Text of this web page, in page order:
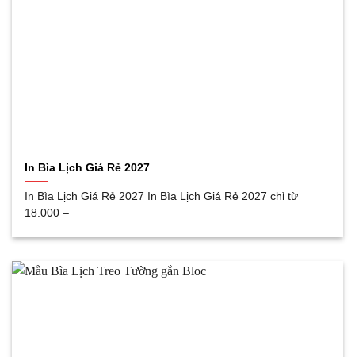
In Bìa Lịch Giá Rẻ 2027
In Bìa Lịch Giá Rẻ 2027 In Bìa Lịch Giá Rẻ 2027 chỉ từ
18.000 –